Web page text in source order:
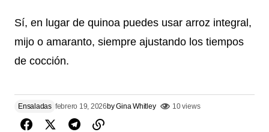
Sí, en lugar de quinoa puedes usar arroz integral,
mijo o amaranto, siempre ajustando los tiempos
de cocción.
Ensaladas febrero 19, 2026byGina Whitley 10 views